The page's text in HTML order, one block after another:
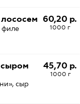
60,20 р.
1000 г
филе
45,70 р.
1000 г
сыр